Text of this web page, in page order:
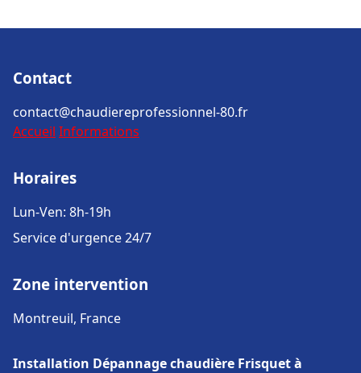
Contact
contact@chaudiereprofessionnel-80.fr
Accueil Informations
Horaires
Lun-Ven: 8h-19h
Service d'urgence 24/7
Zone intervention
Montreuil, France
Installation Dépannage chaudière Frisquet à